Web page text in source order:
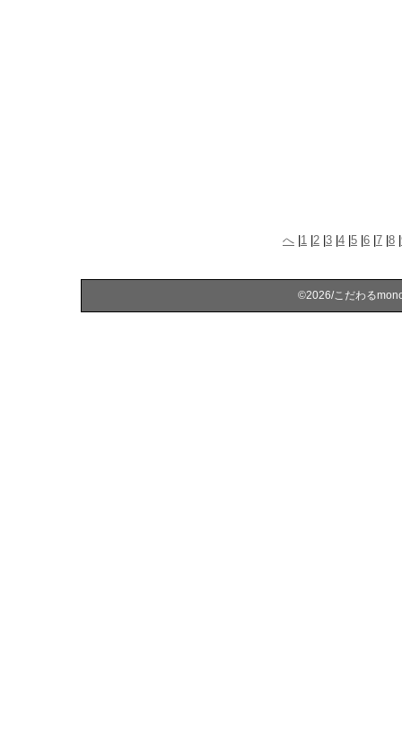
へ 1 2 3 4 5 6 7 8
©2026/こだわる